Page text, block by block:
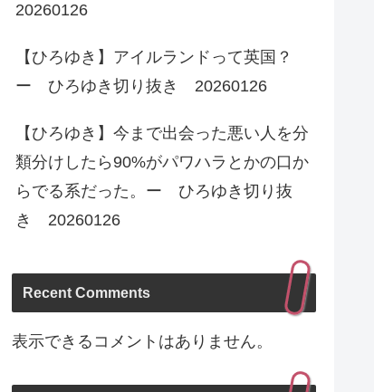
20260126
【ひろゆき】アイルランドって英国？
ー ひろゆき切り抜き 20260126
【ひろゆき】今まで出会った悪い人を分
類分けしたら90%がパワハラとかの口か
らでる系だった。ー ひろゆき切り抜
き 20260126
Recent Comments
表示できるコメントはありません。